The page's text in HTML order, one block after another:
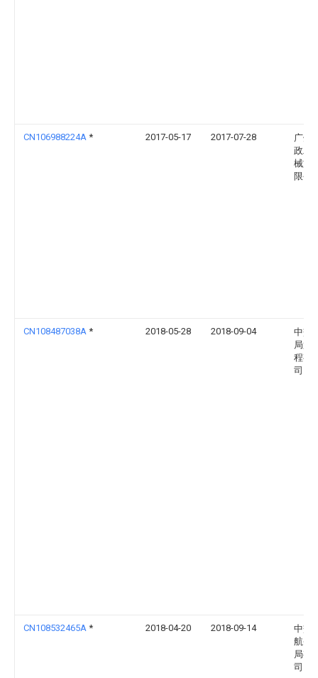
CN106988224A * 2017-05-17 2017-07-28
广州
政工
械施
限公
CN108487038A * 2018-05-28 2018-09-04
中交
局第
程有
司
CN108532465A * 2018-04-20 2018-09-14
中交
航务
局有
司